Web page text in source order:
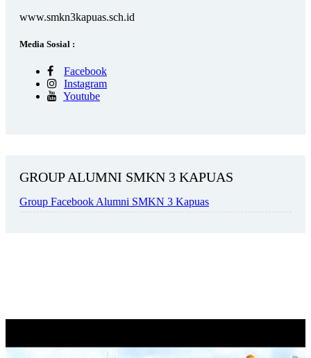
www.smkn3kapuas.sch.id
Media Sosial :
Facebook
Instagram
Youtube
GROUP ALUMNI SMKN 3 KAPUAS
Group Facebook Alumni SMKN 3 Kapuas